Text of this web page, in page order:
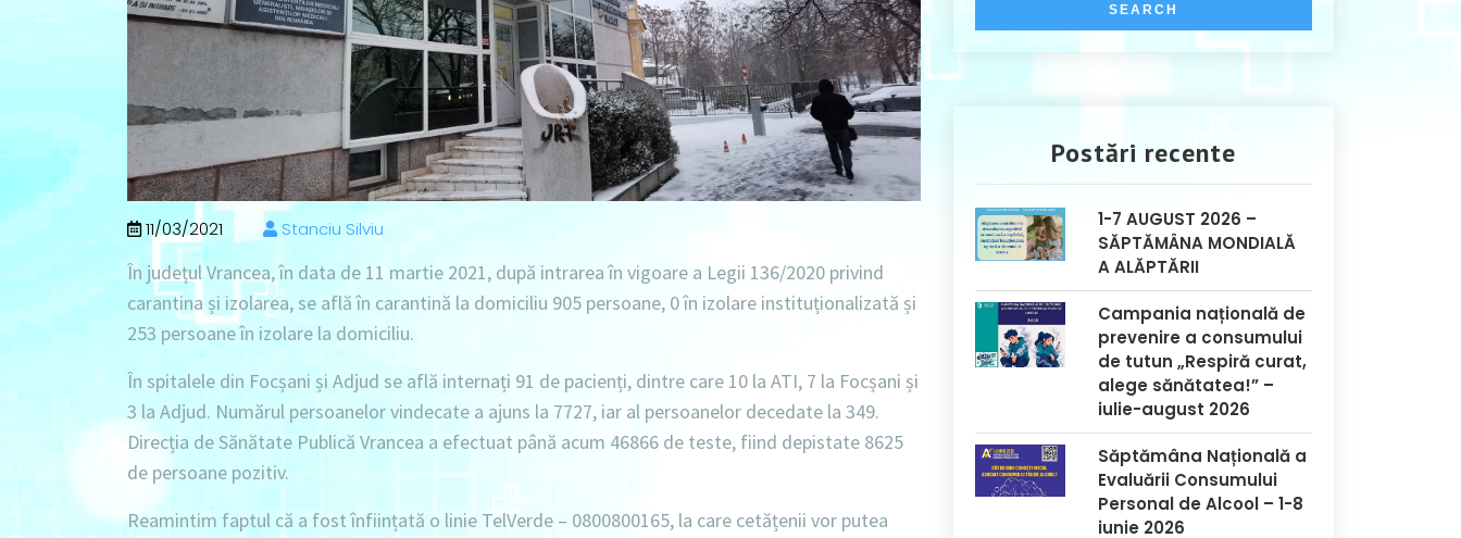
11/03/2021 Stanciu Silviu
În județul Vrancea, în data de 11 martie 2021, după intrarea în vigoare a Legii 136/2020 privind
carantina și izolarea, se află în carantină la domiciliu 905 persoane, 0în izolare instituționalizată și
253 persoane în izolare la domiciliu.
În spitalele din Focșani și Adjud se află internați 91 de pacienți, dintre care 10 la ATI, 7 la Focșani și
3 la Adjud. Numărul persoanelor vindecate a ajuns la 7727, iar al persoanelor decedate la 349.
Direcția de Sănătate Publică Vrancea a efectuat până acum 46866 de teste, fiind depistate 8625
de persoane pozitiv.
Reamintim faptul că a fost înființată o linie TelVerde – 0800800165, la care cetățenii vor putea
Postări recente
1-7 AUGUST 2026 –
SĂPTĂMÂNA MONDIALĂ
A ALĂPTĂRII
Campania națională de
prevenire a consumului
de tutun „Respiră curat,
alege sănătatea!” –
iulie-august 2026
Săptămâna Națională a
Evaluării Consumului
Personal de Alcool – 1-8
iunie 2026